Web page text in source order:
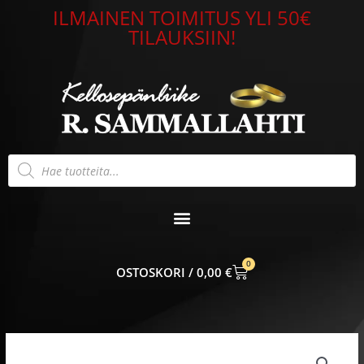
ILMAINEN TOIMITUS YLI 50€
TILAUKSIIN!
Products
search
0,00 €
0
CART